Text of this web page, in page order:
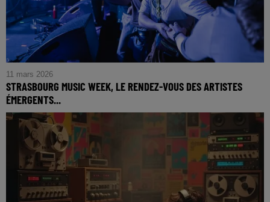
11 mars 2026
STRASBOURG MUSIC WEEK, LE RENDEZ-VOUS DES ARTISTES
ÉMERGENTS...